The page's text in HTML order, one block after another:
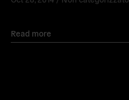
Read more